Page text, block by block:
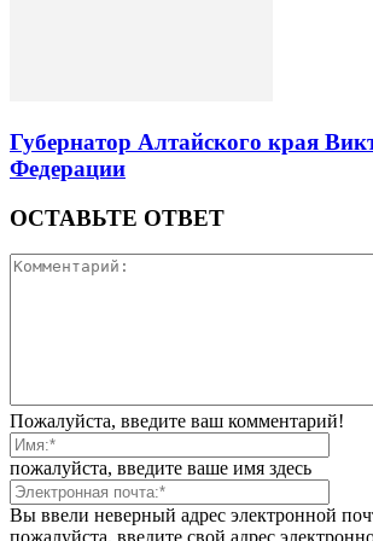
Губернатор Алтайского края
Федерации
ОСТАВЬТЕ ОТВЕТ
Пожалуйста, введите ваш комментарий!
пожалуйста, введите ваше имя здесь
Вы ввели неверный адрес электронной